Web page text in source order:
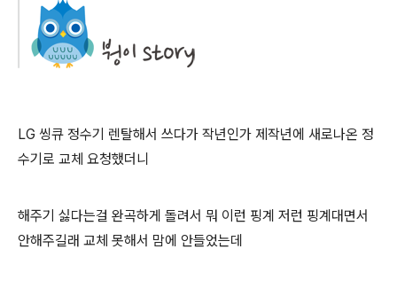
LG 씽큐 정수기 렌탈해서 쓰다가 작년인가 제작년에 새로나온 정
수기로 교체 요청했더니
해주기 싫다는걸 완곡하게 돌려서 뭐 이런 핑계 저런 핑계대면서
안해주길래 교체 못해서 맘에 안들었는데